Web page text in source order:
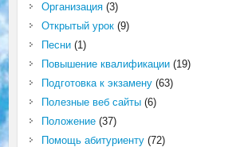
Организация(3)
Открытый урок(9)
Песни(1)
Повышение квалификации(19)
Подготовка к экзамену(63)
Полезные веб сайты(6)
Положение(37)
Помощь абитуриенту(72)